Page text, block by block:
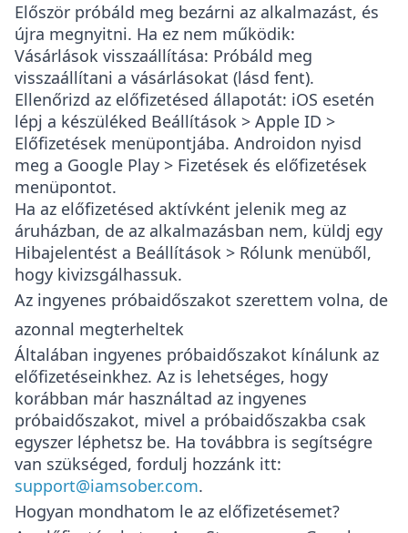
Először próbáld meg bezárni az alkalmazást, és
újra megnyitni. Ha ez nem működik:
Vásárlások visszaállítása: Próbáld meg
visszaállítani a vásárlásokat (lásd fent).
Ellenőrizd az előfizetésed állapotát: iOS esetén
lépj a készüléked Beállítások > Apple ID >
Előfizetések menüpontjába. Androidon nyisd
meg a Google Play > Fizetések és előfizetések
menüpontot.
Ha az előfizetésed aktívként jelenik meg az
áruházban, de az alkalmazásban nem, küldj egy
Hibajelentést a Beállítások > Rólunk menüből,
hogy kivizsgálhassuk.
Az ingyenes próbaidőszakot szerettem volna, de
azonnal megterheltek
Általában ingyenes próbaidőszakot kínálunk az
előfizetéseinkhez. Az is lehetséges, hogy
korábban már használtad az ingyenes
próbaidőszakot, mivel a próbaidőszakba csak
egyszer léphetsz be. Ha továbbra is segítségre
van szükséged, fordulj hozzánk itt:
support@iamsober.com.
Hogyan mondhatom le az előfizetésemet?